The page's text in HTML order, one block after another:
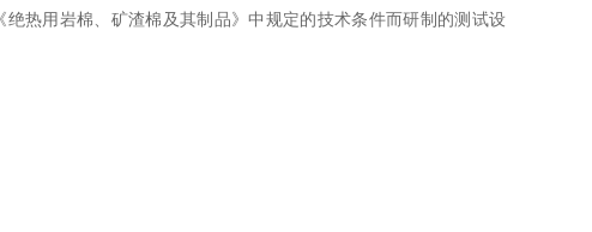
热用岩棉、矿渣棉及其制品》中规定的技术条件而研制的测试设